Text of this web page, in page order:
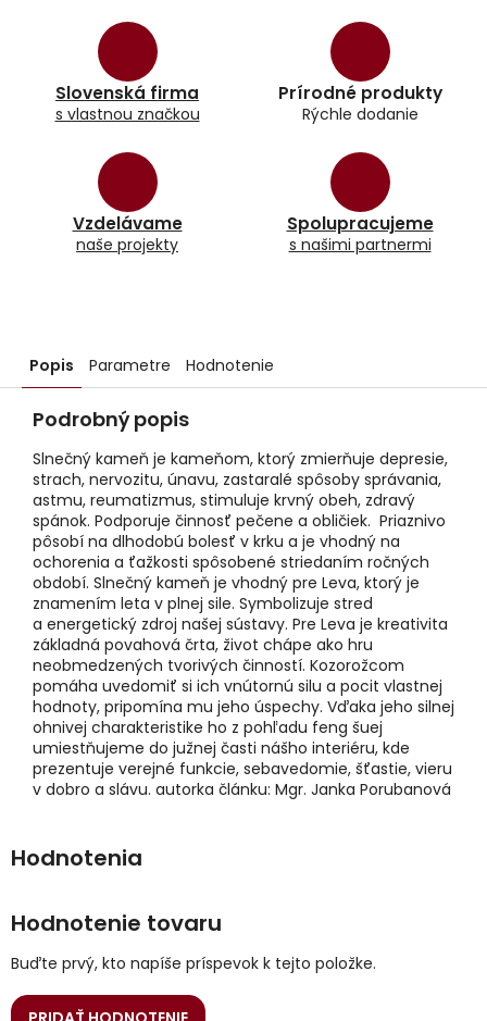
Slovenská firma
s vlastnou značkou
Prírodné produkty
Rýchle dodanie
Vzdelávame
naše projekty
Spolupracujeme
s našimi partnermi
Popis Parametre Hodnotenie
Podrobný popis
Slnečný kameň je kameňom, ktorý zmierňuje depresie,
strach, nervozitu, únavu, zastaralé spôsoby správania,
astmu, reumatizmus, stimuluje krvný obeh, zdravý
spánok. Podporuje činnosť pečene a obličiek. Priaznivo
pôsobí na dlhodobú bolesť v krku a je vhodný na
ochorenia a ťažkosti spôsobené striedaním ročných
období. Slnečný kameň je vhodný pre Leva, ktorý je
znamením leta v plnej sile. Symbolizuje stred
a energetický zdroj našej sústavy. Pre Leva je kreativita
základná povahová črta, život chápe ako hru
neobmedzených tvorivých činností. Kozorožcom
pomáha uvedomiť si ich vnútornú silu a pocit vlastnej
hodnoty, pripomína mu jeho úspechy. Vďaka jeho silnej
ohnivej charakteristike ho z pohľadu feng šuej
umiestňujeme do južnej časti nášho interiéru, kde
prezentuje verejné funkcie, sebavedomie, šťastie, vieru
v dobro a slávu. autorka článku: Mgr. Janka Porubanová
Hodnotenie tovaru
Buďte prvý, kto napíše príspevok k tejto položke.